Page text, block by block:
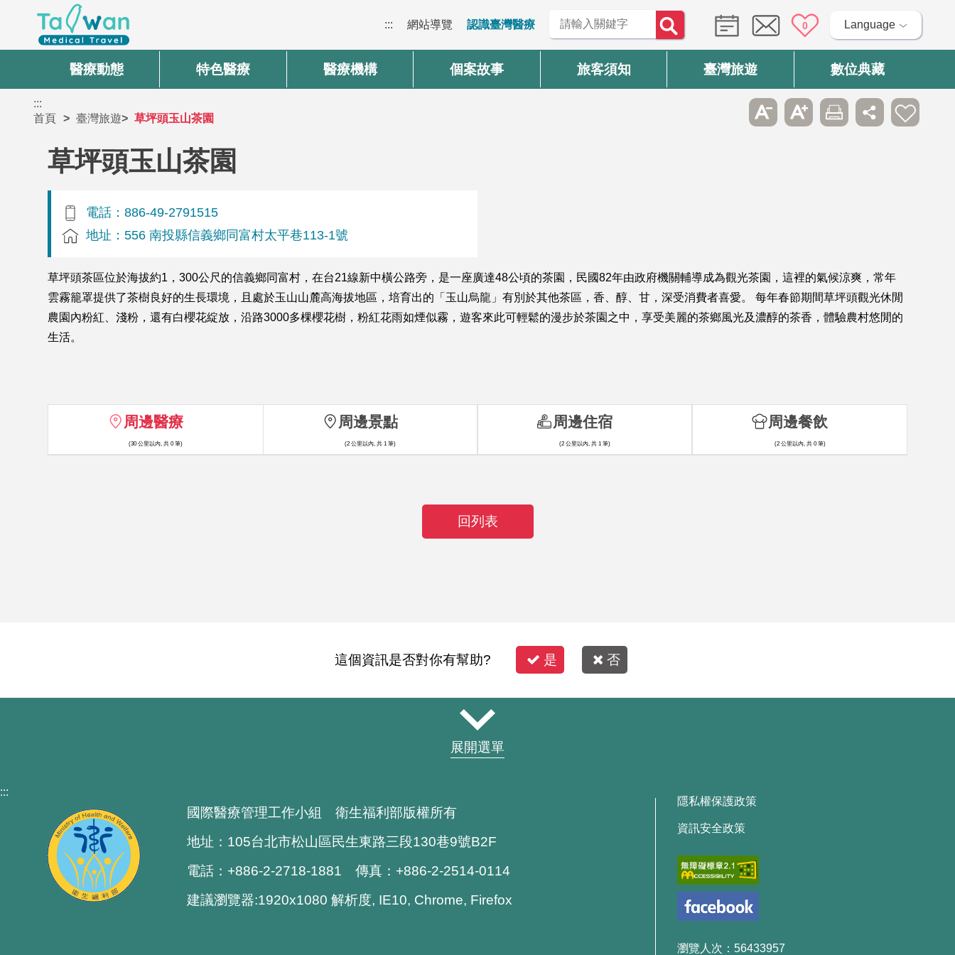
::: 網站導覽 認識臺灣醫療 0 Language
醫療動態 特色醫療 醫療機構 個案故事 旅客須知 臺灣旅遊 數位典藏
:::
首頁
臺灣旅遊 草坪頭玉山茶園
草坪頭玉山茶園
電話：886-49-2791515
地址：556 南投縣信義鄉同富村太平巷113-1號
草坪頭茶區位於海拔約1，300公尺的信義鄉同富村，在台21線新中橫公路旁，是一座廣達48公頃的茶園，民國82年由政府機關輔導成為觀光茶園，這裡的氣候涼爽，常年
雲霧籠罩提供了茶樹良好的生長環境，且處於玉山山麓高海拔地區，培育出的「玉山烏龍」有別於其他茶區，香、醇、甘，深受消費者喜愛。 每年春節期間草坪頭觀光休閒
農園內粉紅、淺粉，還有白櫻花綻放，沿路3000多棵櫻花樹，粉紅花雨如煙似霧，遊客來此可輕鬆的漫步於茶園之中，享受美麗的茶鄉風光及濃醇的茶香，體驗農村悠閒的
生活。
周邊醫療
(30 公里以內, 共 0 筆)
周邊景點
(2 公里以內, 共 1 筆)
周邊住宿
(2 公里以內, 共 1 筆)
周邊餐飲
(2 公里以內, 共 0 筆)
回列表
這個資訊是否對你有幫助? 是 否
展開選單
:::
國際醫療管理工作小組 衛生福利部版權所有
地址：105台北市松山區民生東路三段130巷9號B2F
電話：+886-2-2718-1881 傳真：+886-2-2514-0114
建議瀏覽器:1920x1080 解析度, IE10, Chrome, Firefox
隱私權保護政策
資訊安全政策
瀏覽人次：56433957